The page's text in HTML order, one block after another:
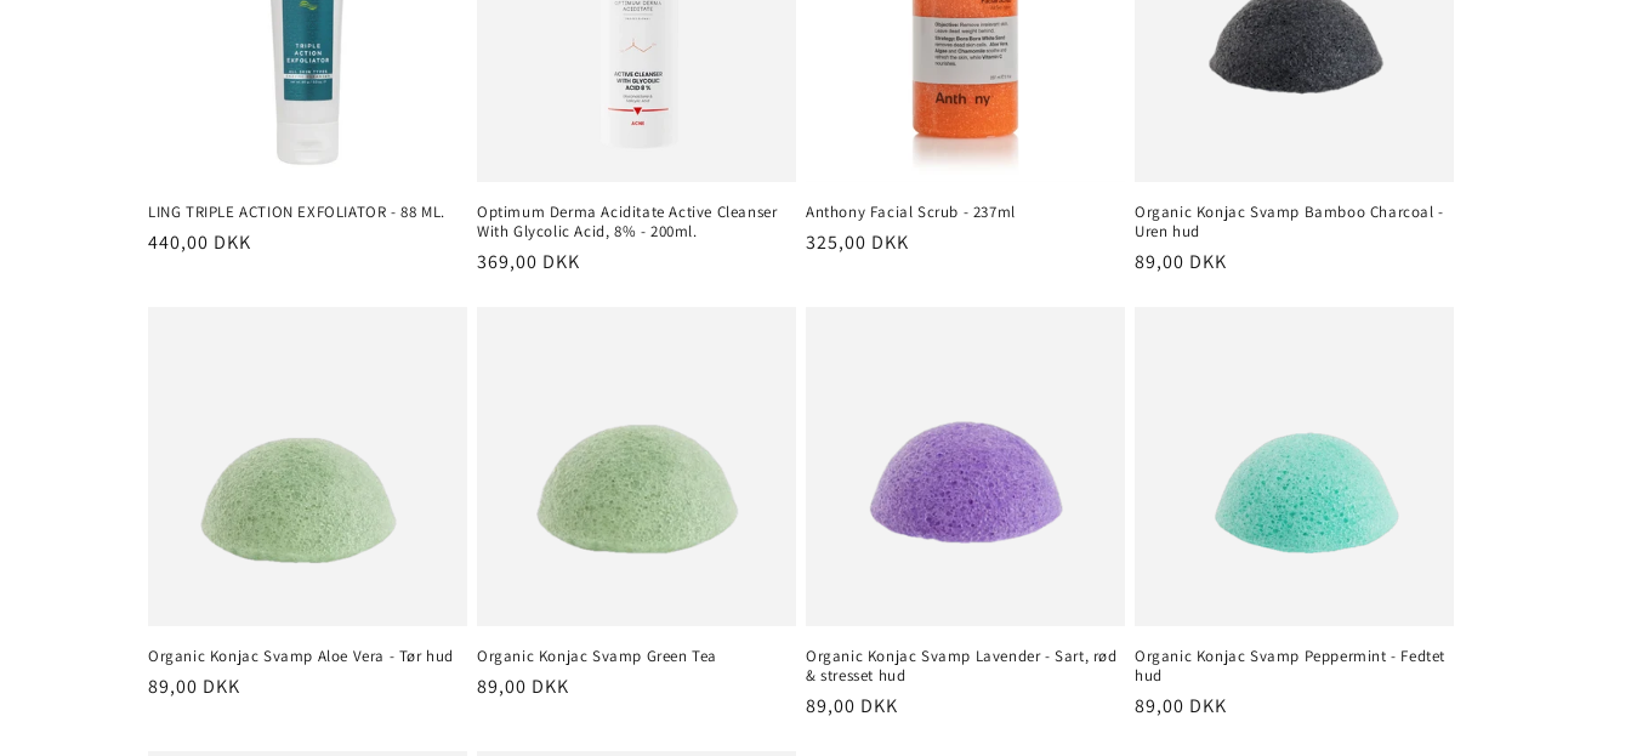
o
n
LING TRIPLE ACTION EXFOLIATOR - 88 ML.
Normalpris
440,00 DKK
Optimum Derma Aciditate Active Cleanser
With Glycolic Acid, 8% - 200ml.
Normalpris
369,00 DKK
Anthony Facial Scrub - 237ml
Normalpris
325,00 DKK
Organic Konjac Svamp Bamboo Charcoal -
Uren hud
Normalpris
89,00 DKK
Organic Konjac Svamp Aloe Vera - Tør hud
Normalpris
89,00 DKK
Organic Konjac Svamp Green Tea
Normalpris
89,00 DKK
Organic Konjac Svamp Lavender - Sart, rød
& stresset hud
Normalpris
89,00 DKK
Organic Konjac Svamp Peppermint - Fedtet
hud
Normalpris
89,00 DKK